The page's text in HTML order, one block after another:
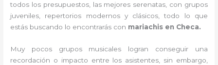
todos los presupuestos, las mejores serenatas, con grupos
juveniles, repertorios modernos y clásicos, todo lo que
estás buscando lo encontrarás con mariachis en Checa.
Muy pocos grupos musicales logran conseguir una
recordación o impacto entre los asistentes, sin embargo,